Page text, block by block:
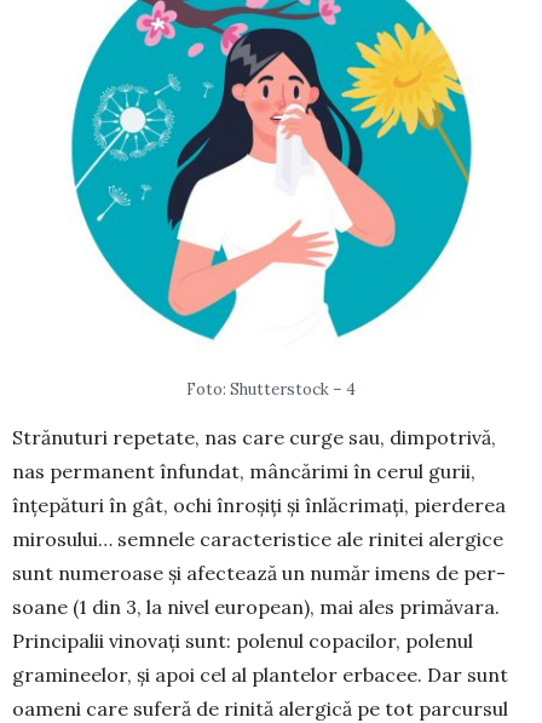
Foto: Shutterstock – 4
Strănuturi repetate, nas care curge sau, dim­potrivă,
nas per­manent înfundat, mâncărimi în cerul gurii,
înțepături în gât, ochi înroșiți și în­lăcrimați, pierderea
mi­rosului… sem­nele carac­te­ristice ale rinitei aler­gice
sunt nu­meroase și afec­tează un număr imens de per­
soane (1 din 3, la ni­vel european), mai ales pri­măvara.
Prin­cipalii vino­vați sunt: polenul co­pa­ci­lor, polenul
grami­neelor, și apoi cel al plantelor er­ba­cee. Dar sunt
oa­meni care suferă de rinită alergică pe tot parcursul